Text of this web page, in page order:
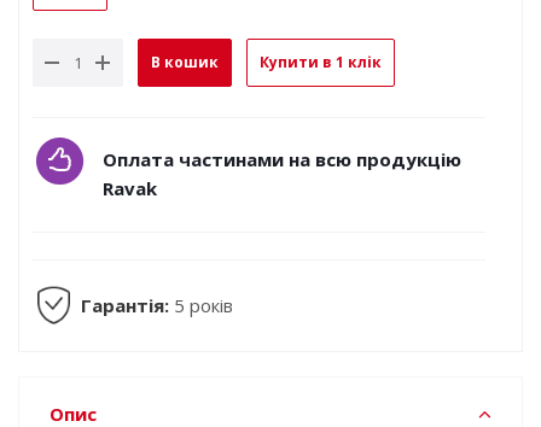
В кошик Купити в 1 клік
Оплата частинами на всю продукцію
Ravak
Гарантія: 5 років
Опис